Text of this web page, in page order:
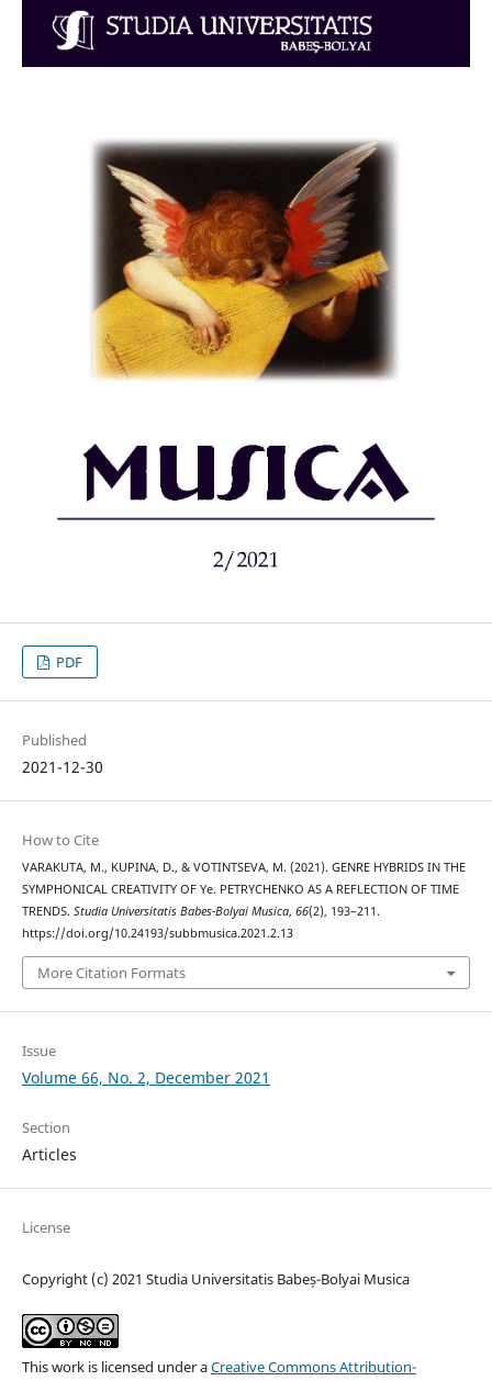
PDF
Published
2021-12-30
How to Cite
VARAKUTA, M., KUPINA, D., & VOTINTSEVA, M. (2021). GENRE HYBRIDS IN THE
SYMPHONICAL CREATIVITY OF Ye. PETRYCHENKO AS A REFLECTION OF TIME
TRENDS. Studia Universitatis Babes-Bolyai Musica, 66(2), 193–211.
https://doi.org/10.24193/subbmusica.2021.2.13
More Citation Formats
Issue
Volume 66, No. 2, December 2021
Section
Articles
License
Copyright (c) 2021 Studia Universitatis Babeș-Bolyai Musica
This work is licensed under aCreative Commons Attribution-